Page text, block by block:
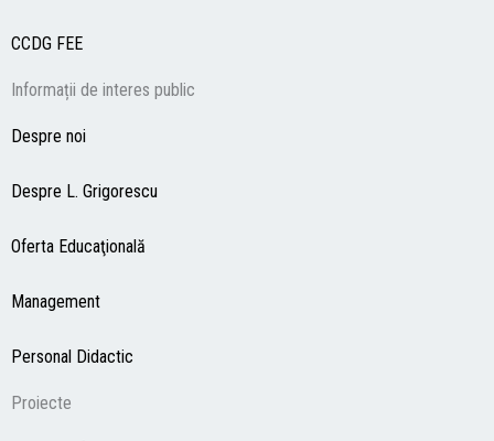
CCDG FEE
Informații de interes public
Despre noi
Despre L. Grigorescu
Oferta Educaţională
Management
Personal Didactic
Proiecte